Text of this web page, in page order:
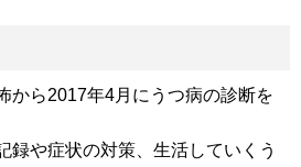
から2017年4月にうつ病の診断を
録や症状の対策、生活していくう